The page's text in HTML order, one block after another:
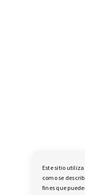
Este sitio
como se
fines que